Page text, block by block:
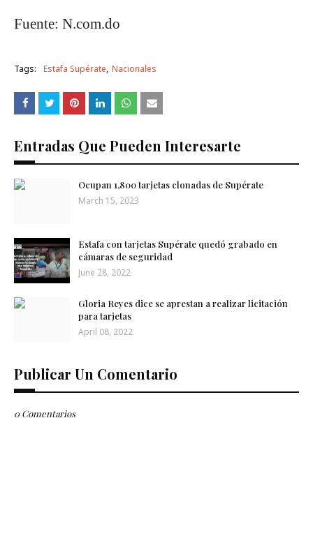
Fuente: N.com.do
Tags: Estafa Supérate Nacionales
Entradas Que Pueden Interesarte
Ocupan 1,800 tarjetas clonadas de Supérate
March 15, 2023
Estafa con tarjetas Supérate quedó grabado en
cámaras de seguridad
June 28, 2022
Gloria Reyes dice se aprestan a realizar licitación
para tarjetas
April 08, 2022
Publicar Un Comentario
0 Comentarios